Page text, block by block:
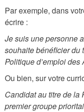
Par exemple, dans
écrire :
Je suis une personne
souhaite bénéficier du
Politique d’emploi des
Ou bien, sur votre
Candidat au titre de la
premier groupe